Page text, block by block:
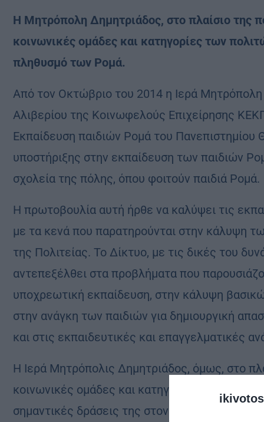
H Μητρόπολη Δημητριάδος, στο πλαίσιο της
κοινωνικές ομάδες και κατηγορίες των
πληθυσμό των Ρομά.
Από τον Οκτώβριο του 2014 η Ιερά
Αλιβερίου της Κοινωφελούς Επιχείρησης
Εκπαίδευση παιδιών Ρομά του Πανεπιστημίου
υποστήριξης στην εκπαίδευση των παιδιών
σχολεία της πόλης, όπου φοιτούν παιδιά Ρομά.
Η πρωτοβουλία αυτή ήρθε να καλύψει τις
με τα κενά που παρατηρούνται στην κάλυψη
της Πολιτείας. Το Δίκτυο, με τις δικές του
αντεπεξέλθει στα προβλήματα που
υποχρεωτική εκπαίδευση, στην κάλυψη
στην ανάγκη των παιδιών για δημιουργική
και στις εκπαιδευτικές και επαγγελματικές
H Ιερά Μητρόπολις Δημητριάδος, όμως, στο
κοινωνικές ομάδες και κατηγορίες των
σημαντικές δράσεις της στον πληθυσμό των